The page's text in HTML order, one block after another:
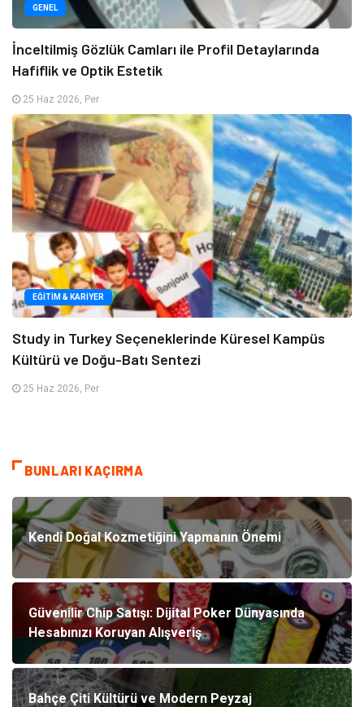
GENEL
İnceltilmiş Gözlük Camları ile Profil Detaylarında
Hafiflik ve Optik Estetik
25 Haz 2026, Per
EĞITIM & KARIYER
Study in Turkey Seçeneklerinde Küresel Kampüs
Kültürü ve Doğu-Batı Sentezi
25 Haz 2026, Per
BUNLARI KAÇIRMA
Kendi Doğal Kozmetiğini Yapmanın Önemi
Güvenilir Chip Satışı: Dijital Poker Dünyasında
Hesabınızı Koruyan Alışveriş
Bahçe Çiti Kültürü ve Modern Peyzaj